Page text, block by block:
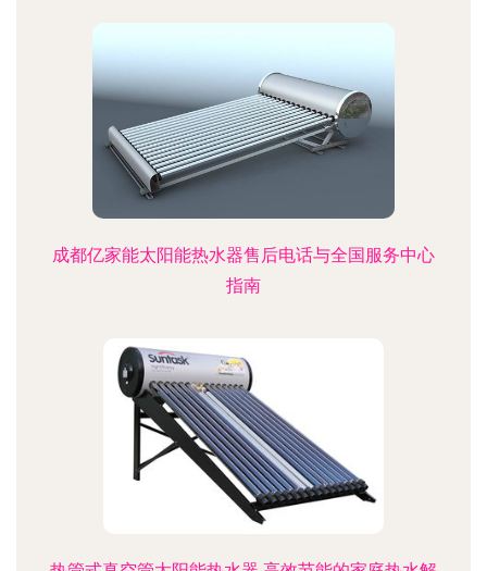
成都亿家能太阳能热水器售后电话与全国服务中心
指南